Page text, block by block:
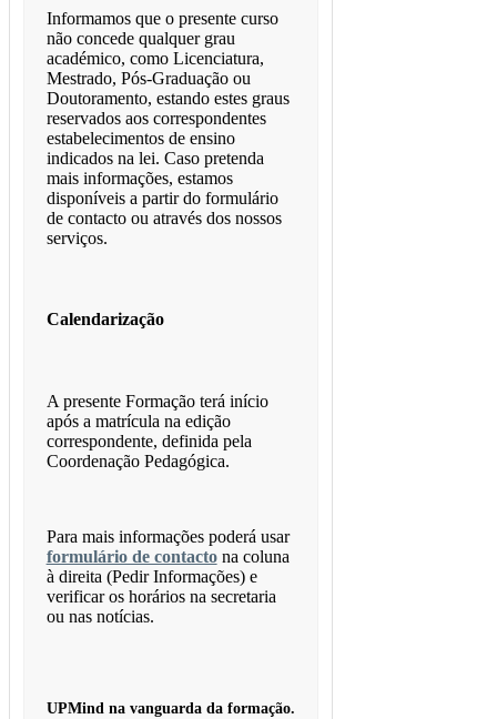
Informamos que o presente curso
não concede qualquer grau
académico, como Licenciatura,
Mestrado, Pós-Graduação ou
Doutoramento, estando estes graus
reservados aos correspondentes
estabelecimentos de ensino
indicados na lei. Caso pretenda
mais informações, estamos
disponíveis a partir do formulário
de contacto ou através dos nossos
serviços.
Calendarização
A presente Formação terá início
após a matrícula na edição
correspondente, definida pela
Coordenação Pedagógica.
Para mais informações poderá usar
formulário de contactona coluna
à direita (Pedir Informações) e
verificar os horários na secretaria
ou nas notícias.
UPMind na vanguarda da formação.